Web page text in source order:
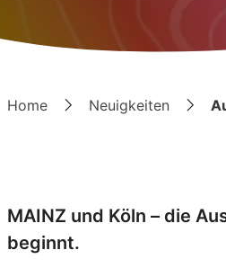
Home Neuigkeiten
MAINZ und Köln – die
beginnt.